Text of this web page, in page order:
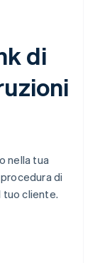
di
nella tua
di
tuo cliente.